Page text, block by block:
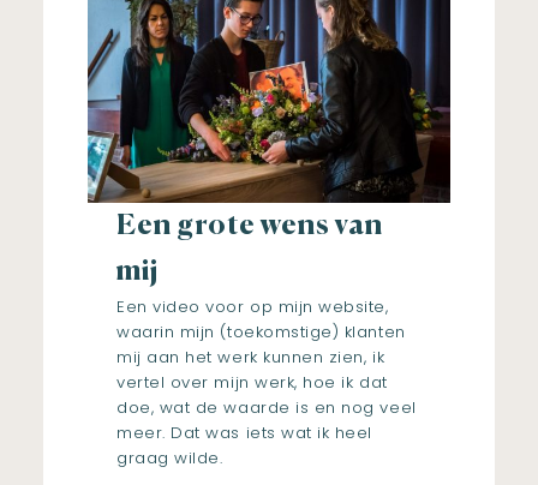
Een grote wens van
mij
Een video voor op mijn website,
waarin mijn (toekomstige) klanten
mij aan het werk kunnen zien, ik
vertel over mijn werk, hoe ik dat
doe, wat de waarde is en nog veel
meer. Dat was iets wat ik heel
graag wilde.